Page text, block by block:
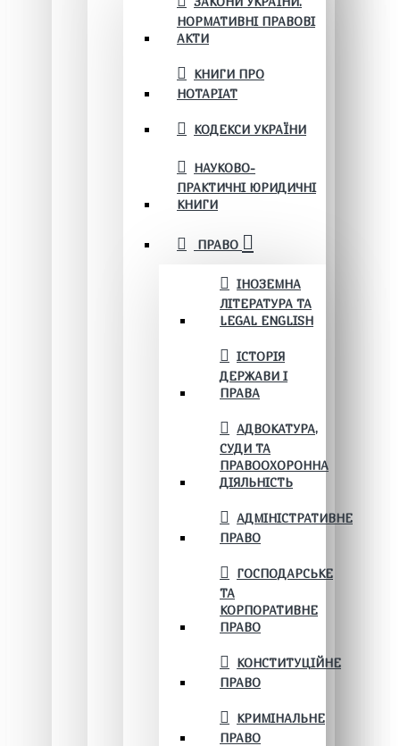
НОРМАТИВНІ ПРАВОВІ
АКТИ
КНИГИ ПРО
НОТАРІАТ
КОДЕКСИ УКРАЇНИ
НАУКОВО-
ПРАКТИЧНІ ЮРИДИЧНІ
КНИГИ
ПРАВО
ІНОЗЕМНА
ЛІТЕРАТУРА ТА
LEGAL ENGLISH
ІСТОРІЯ
ДЕРЖАВИ І
ПРАВА
АДВОКАТУРА,
СУДИ ТА
ПРАВООХОРОННА
ДІЯЛЬНІСТЬ
АДМІНІСТРАТИВНЕ
ПРАВО
ГОСПОДАРСЬКЕ
ТА
КОРПОРАТИВНЕ
ПРАВО
КОНСТИТУЦІЙНЕ
ПРАВО
КРИМІНАЛЬНЕ
ПРАВО